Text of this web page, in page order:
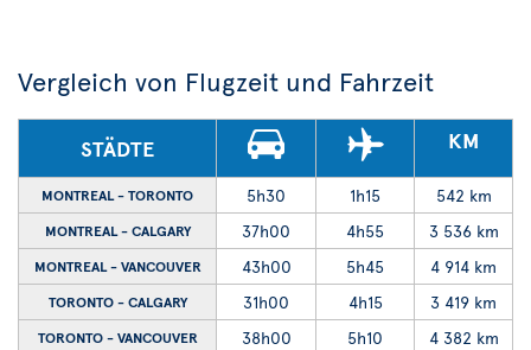
Vergleich von Flugzeit und Fahrzeit
STÄDTE KM
MONTREAL - TORONTO 5h30 1h15 542 km
MONTREAL - CALGARY 37h00 4h55 3 536 km
MONTREAL - VANCOUVER 43h00 5h45 4 914 km
TORONTO - CALGARY 31h00 4h15 3 419 km
TORONTO - VANCOUVER 38h00 5h10 4 382 km